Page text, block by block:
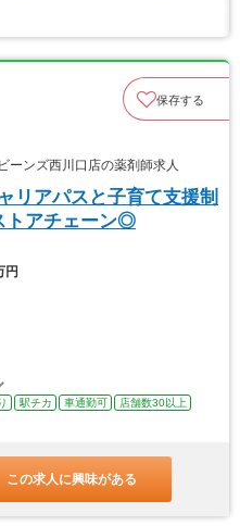
保存する
ンズ西川口店の薬剤師求人
リアパスと子育て支援制
トアチェーン◎
円
駅チカ 車通勤可
店舗数30以上
この求人に興味がある